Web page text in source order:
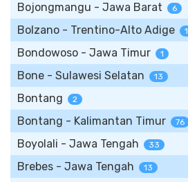
Bojongmangu - Jawa Barat 6
Bolzano - Trentino-Alto Adige 1
Bondowoso - Jawa Timur 1
Bone - Sulawesi Selatan 13
Bontang 2
Bontang - Kalimantan Timur 76
Boyolali - Jawa Tengah 33
Brebes - Jawa Tengah 13